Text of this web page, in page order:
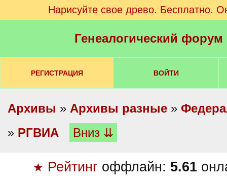
Нарисуйте свое древо. Бесплатно.
Генеалогический
РЕГИСТРАЦИЯ ВОЙТИ
Архивы » Архивы разные »
» РГВИА Вниз ⇊
★ Рейтинг оффлайн: 5.61